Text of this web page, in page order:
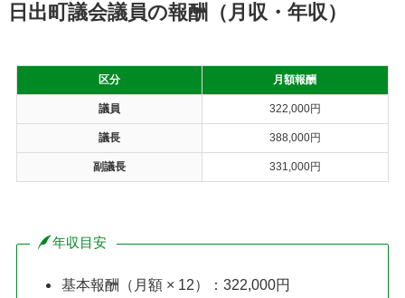
日出町議会議員の報酬（月収・年収）
区分 月額報酬
議員 322,000円
議長 388,000円
副議長 331,000円
年収目安
基本報酬（月額 × 12）：322,000円